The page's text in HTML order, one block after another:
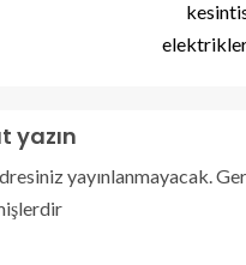
yazın
yayınlanmayacak.